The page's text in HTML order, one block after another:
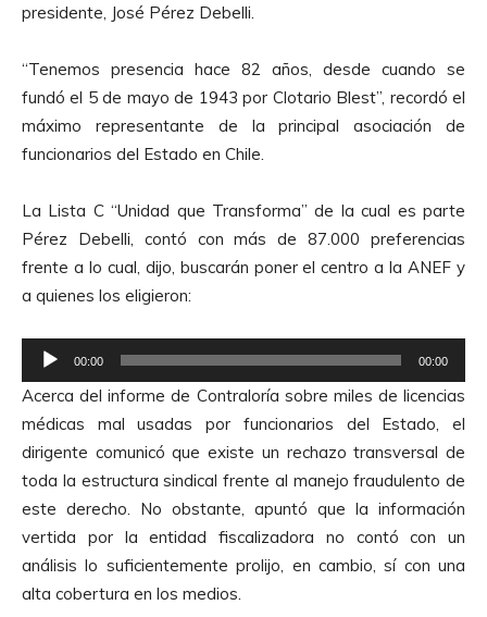
presidente, José Pérez Debelli.
“Tenemos presencia hace 82 años, desde cuando se
fundó el 5 de mayo de 1943 por Clotario Blest”, recordó el
máximo representante de la principal asociación de
funcionarios del Estado en Chile.
La Lista C “Unidad que Transforma” de la cual es parte
Pérez Debelli, contó con más de 87.000 preferencias
frente a lo cual, dijo, buscarán poner el centro a la ANEF y
a quienes los eligieron:
e
p
r
o
d
u
c
t
o
00:00 00:00
Acerca del informe de Contraloría sobre miles de licencias
médicas mal usadas por funcionarios del Estado, el
dirigente comunicó que existe un rechazo transversal de
toda la estructura sindical frente al manejo fraudulento de
este derecho. No obstante, apuntó que la información
vertida por la entidad fiscalizadora no contó con un
análisis lo suficientemente prolijo, en cambio, sí con una
alta cobertura en los medios.